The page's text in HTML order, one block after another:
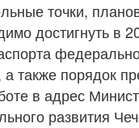
точки,
достигнуть в
также порядок
в адрес
развития